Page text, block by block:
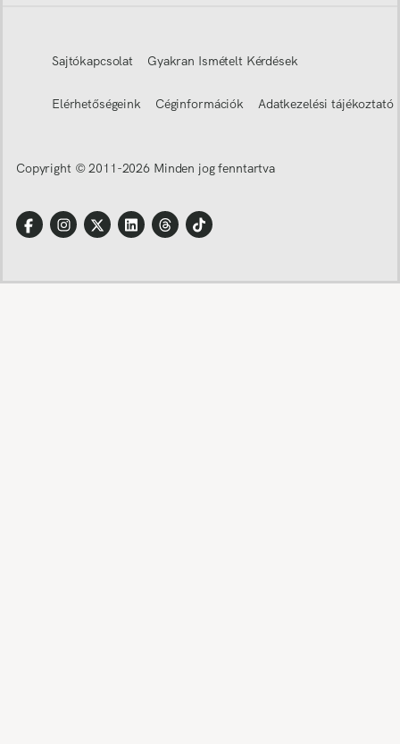
Sajtókapcsolat Gyakran Ismételt Kérdések
Elérhetőségeink Céginformációk Adatkezelési tájékoztató
Copyright © 2011-2026 Minden jog fenntartva